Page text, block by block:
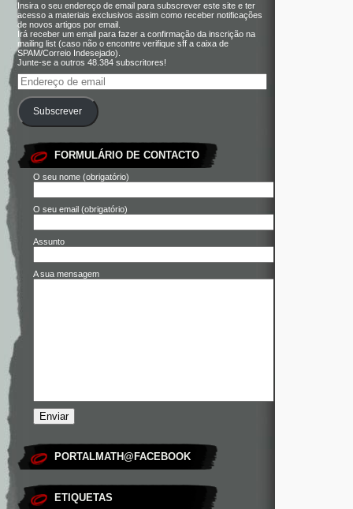
Insira o seu endereço de email para subscrever este site e ter
acesso a materiais exclusivos assim como receber notificações
de novos artigos por email.
Irá receber um email para fazer a confirmação da inscrição na
mailing list (caso não o encontre verifique sff a caixa de
SPAM/Correio Indesejado).
Junte-se a outros 48.384 subscritores!
Subscrever
FORMULÁRIO DE CONTACTO
O seu nome (obrigatório)
O seu email (obrigatório)
Assunto
A sua mensagem
PORTALMATH@FACEBOOK
ETIQUETAS